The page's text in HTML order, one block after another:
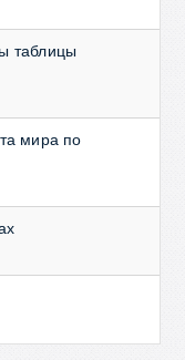
таблицы
мира по